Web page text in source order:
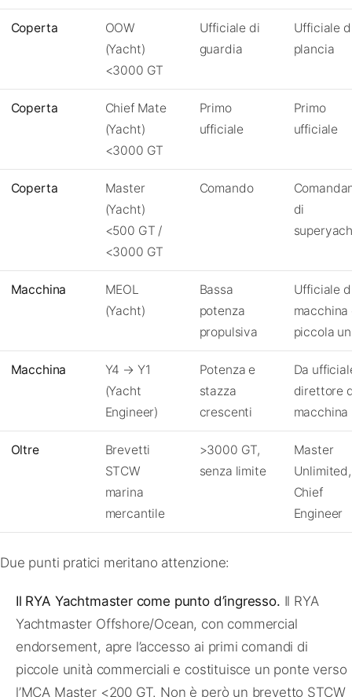
Coperta
OOW
(Yacht)
<3000 GT
Ufficiale di
guardia
Ufficiale
plancia
Coperta
Chief Mate
(Yacht)
<3000 GT
Primo
ufficiale
Primo
ufficiale
Coperta
Master
(Yacht)
<500 GT /
<3000 GT
Comando
di
Macchina
MEOL
(Yacht)
Bassa
potenza
propulsiva
Ufficiale
macchina
piccola
Macchina
Y4 → Y1
(Yacht
Engineer)
Potenza e
stazza
crescenti
Da
direttore
macchina
Oltre
Brevetti
STCW
marina
mercantile
>3000 GT,
senza limite
Master
Unlimited,
Chief
Engineer
Due punti pratici meritano attenzione:
Il RYA Yachtmaster come punto d’ingresso. Il RYA
Yachtmaster Offshore/Ocean, con commercial
endorsement, apre l’accesso ai primi comandi di
piccole unità commerciali e costituisce un ponte verso
l’MCA Master <200 GT. Non è però un brevetto STCW